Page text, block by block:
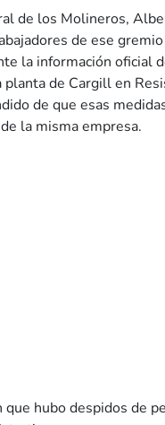
de los Molineros,
de ese
la información oficial
planta de Cargill en
de que esas
la misma empresa.
que hubo despidos de